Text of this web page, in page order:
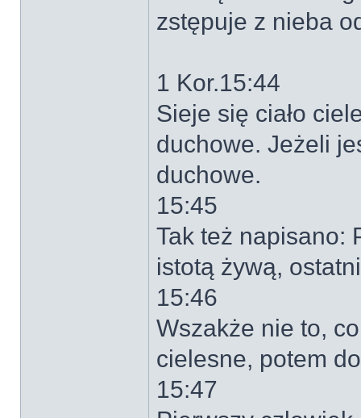
zstępuje z nieba
1 Kor.15:44
Sieje się ciało
duchowe. Jeżeli
duchowe.
15:45
Tak też napisano:
istotą żywą,
15:46
Wszakże nie to,
cielesne, potem
15:47